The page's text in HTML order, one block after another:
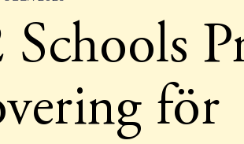
Schools
för